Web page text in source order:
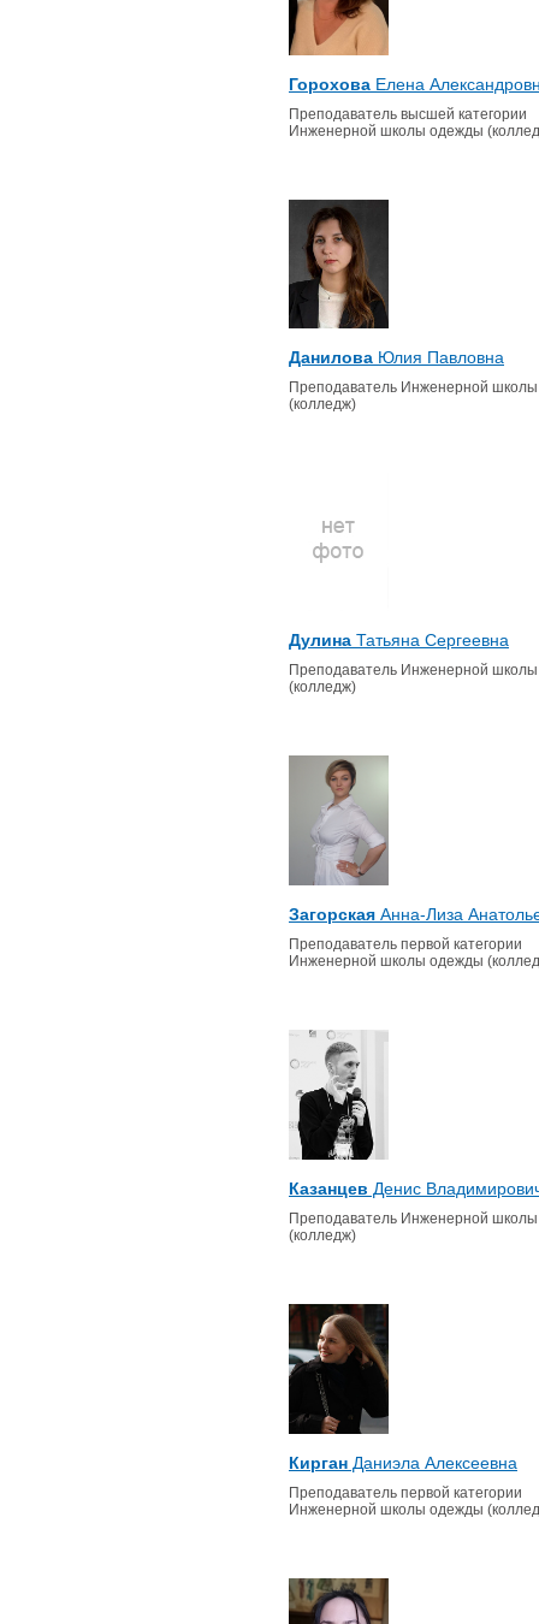
Горохова Елена
Преподаватель высшей категории
Инженерной школы одежды
Данилова Юлия Павловна
Преподаватель Инженерной
(колледж)
Дулина Татьяна Сергеевна
Преподаватель Инженерной
(колледж)
Загорская Анна-Лиза
Преподаватель первой категории
Инженерной школы одежды
Казанцев Денис
Преподаватель Инженерной
(колледж)
Кирган Даниэла Алексеевна
Преподаватель первой категории
Инженерной школы одежды